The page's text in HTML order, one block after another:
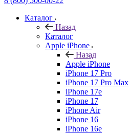
Каталог
Назад
Каталог
Apple iPhone
Назад
Apple iPhone
iPhone 17 Pro
iPhone 17 Pro Max
iPhone 17e
iPhone 17
iPhone Air
iPhone 16
iPhone 16e